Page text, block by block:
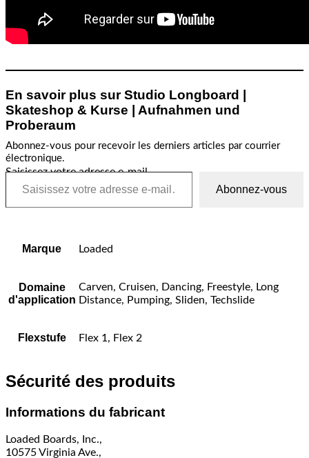
En savoir plus sur Studio Longboard |
Skateshop & Kurse | Aufnahmen und
Proberaum
Abonnez-vous pour recevoir les derniers articles par courrier
électronique.
Saisissez votre adresse e-mail…
Abonnez-vous
Marque Loaded
Domaine
d'application
Carven, Cruisen, Dancing, Freestyle, Long
Distance, Pumping, Sliden, Techslide
Flexstufe Flex 1, Flex 2
Sécurité des produits
Informations du fabricant
Loaded Boards, Inc.,
10575 Virginia Ave.,